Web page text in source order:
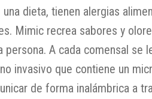
dieta, tienen alergias
Mimic recrea sabores y
A cada comensal se
invasivo que contiene un
de forma inalámbrica a